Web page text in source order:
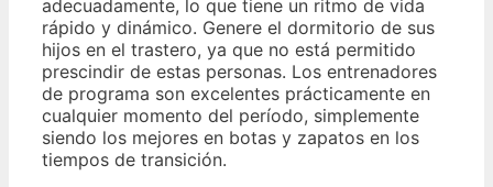
adecuadamente, lo que tiene un ritmo de vida
rápido y dinámico. Genere el dormitorio de sus
hijos en el trastero, ya que no está permitido
prescindir de estas personas. Los entrenadores
de programa son excelentes prácticamente en
cualquier momento del período, simplemente
siendo los mejores en botas y zapatos en los
tiempos de transición.